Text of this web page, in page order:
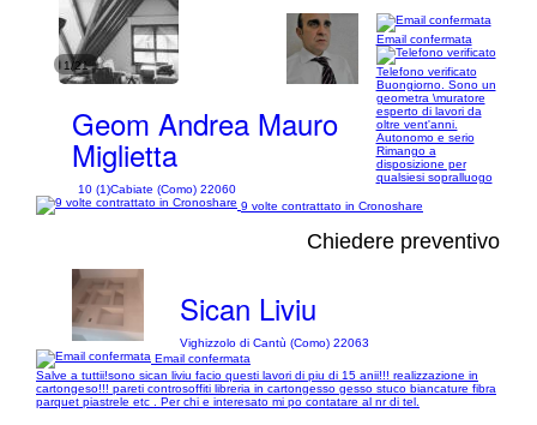
1/21
Geom Andrea Mauro
Miglietta
10 (1)Cabiate (Como) 22060
Email confermata
Telefono verificato
Buongiorno. Sono un
geometra \muratore
esperto di lavori da
oltre vent'anni.
Autonomo e serio
Rimango a
disposizione per
qualsiesi sopralluogo
9 volte contrattato in Cronoshare
Chiedere preventivo
Sican Liviu
Vighizzolo di Cantù (Como) 22063
Email confermata
Salve a tuttii!sono sican liviu facio questi lavori di piu di 15 anii!!! realizzazione in
cartongeso!!! pareti controsoffiti libreria in cartongesso gesso stuco biancature fibra
parquet piastrele etc . Per chi e interesato mi po contatare al nr di tel.